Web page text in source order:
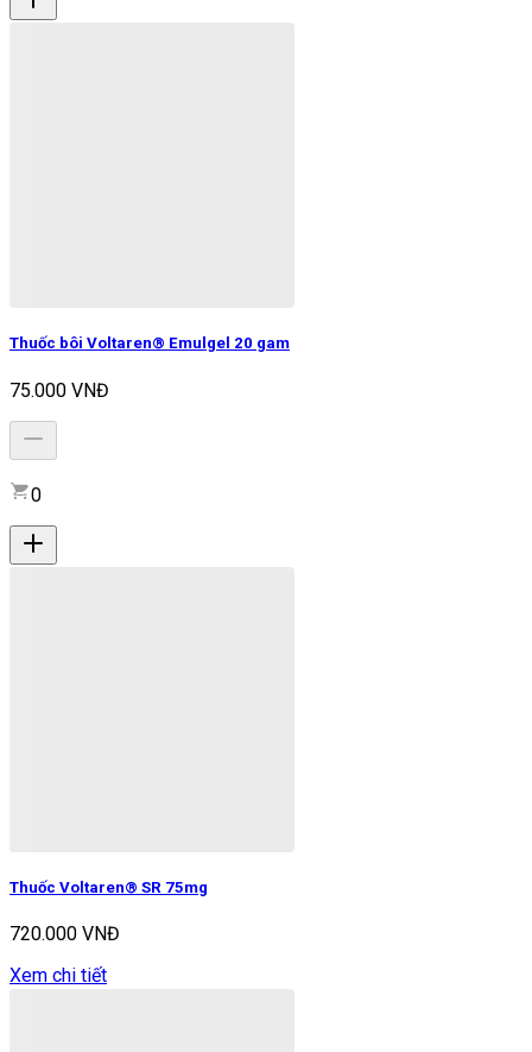
Thuốc bôi Voltaren® Emulgel 20 gam
75.000 VNĐ
0
Thuốc Voltaren® SR 75mg
720.000 VNĐ
Xem chi tiết